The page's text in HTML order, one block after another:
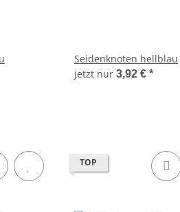
Seidenknoten hellblau
jetzt nur 3,92 € *
TOP